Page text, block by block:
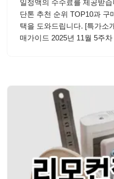
일정액의 수수료를 제공받
단톤 추천 순위 TOP10과 구
택을 도와드립니다. [특가소
매가이드 2025년 11월 5주